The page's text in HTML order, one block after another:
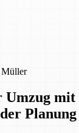
Müller
Umzug mit